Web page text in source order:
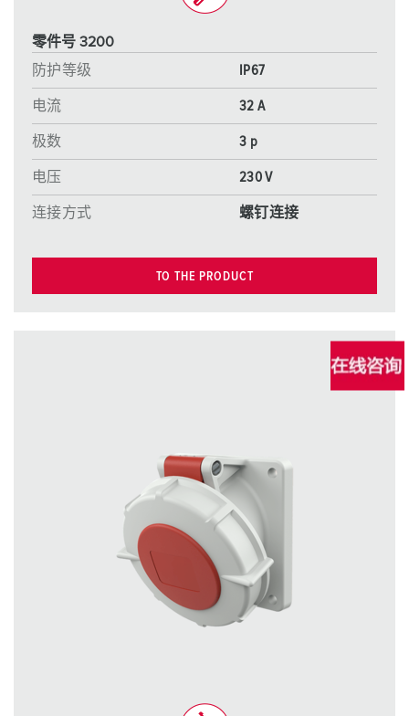
零件号 3200
防护等级
IP67
电流 32 A
极数 3 p
电压 230 V
连接方式 螺钉连接
TO THE PRODUCT